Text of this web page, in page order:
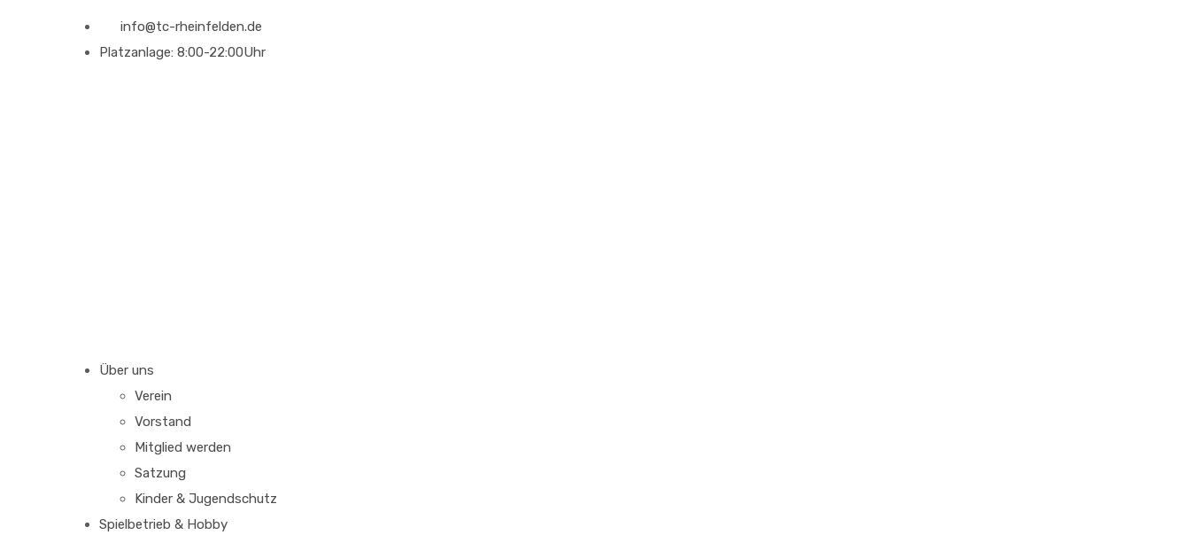
info@tc-rheinfelden.de
Platzanlage: 8:00-22:00Uhr
Über uns
Verein
Vorstand
Mitglied werden
Satzung
Kinder & Jugendschutz
Spielbetrieb & Hobby